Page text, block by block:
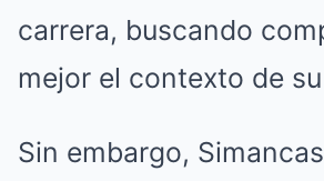
carrera, buscando
mejor el contexto de
Sin embargo,